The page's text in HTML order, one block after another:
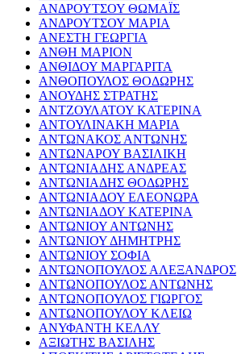
ΑΝΔΡΟΥΤΣΟΥ ΘΩΜΑΪΣ
ΑΝΔΡΟΥΤΣΟΥ ΜΑΡΙΑ
ΑΝΕΣΤΗ ΓΕΩΡΓΙΑ
ΑΝΘΗ ΜΑΡΙΟΝ
ΑΝΘΙΔΟΥ ΜΑΡΓΑΡΙΤΑ
ΑΝΘΟΠΟΥΛΟΣ ΘΟΔΩΡΗΣ
ΑΝΟΥΔΗΣ ΣΤΡΑΤΗΣ
ΑΝΤΖΟΥΛΑΤΟΥ ΚΑΤΕΡΙΝΑ
ΑΝΤΟΥΛΙΝΑΚΗ ΜΑΡΙΑ
ΑΝΤΩΝΑΚΟΣ ΑΝΤΩΝΗΣ
ΑΝΤΩΝΑΡΟΥ ΒΑΣΙΛΙΚΗ
ΑΝΤΩΝΙΑΔΗΣ ΑΝΔΡΕΑΣ
ΑΝΤΩΝΙΑΔΗΣ ΘΟΔΩΡΗΣ
ΑΝΤΩΝΙΑΔΟΥ ΕΛΕΟΝΩΡΑ
ΑΝΤΩΝΙΑΔΟΥ ΚΑΤΕΡΙΝΑ
ΑΝΤΩΝΙΟΥ ΑΝΤΩΝΗΣ
ΑΝΤΩΝΙΟΥ ΔΗΜΗΤΡΗΣ
ΑΝΤΩΝΙΟΥ ΣΟΦΙΑ
ΑΝΤΩΝΟΠΟΥΛΟΣ ΑΛΕΞΑΝΔΡΟΣ
ΑΝΤΩΝΟΠΟΥΛΟΣ ΑΝΤΩΝΗΣ
ΑΝΤΩΝΟΠΟΥΛΟΣ ΓΙΩΡΓΟΣ
ΑΝΤΩΝΟΠΟΥΛΟΥ ΚΛΕΙΩ
ΑΝΥΦΑΝΤΗ ΚΕΛΛΥ
ΑΞΙΩΤΗΣ ΒΑΣΙΛΗΣ